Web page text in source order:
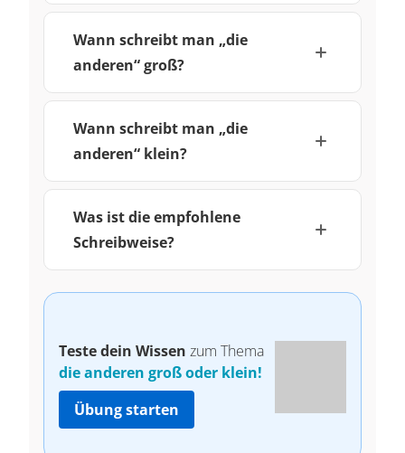
Wann schreibt man „die
anderen“ groß?
Wann schreibt man „die
anderen“ klein?
Was ist die empfohlene
Schreibweise?
Teste dein Wissen zum Thema
die anderen groß oder klein!
Übung starten